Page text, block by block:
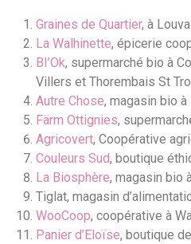
Graines de Quartier, à
La Walhinette, épicerie
BI’Ok, supermarché bio à
Villers et Thorembais St
Autre Chose, magasin bio
Färm Ottignies,
Agricovert, Coopérative
Couleurs Sud, boutique
La Biosphère, magasin bio
Tiglat, magasin
WooCoop, coopérative à
Panier d’Eloïse, boutique